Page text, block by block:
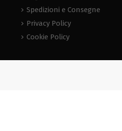
Spedizioni e Consegne
Privacy Policy
Cookie Policy